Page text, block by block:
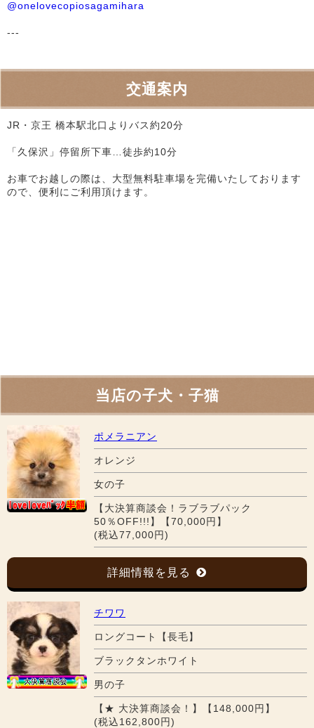
@onelovecopiosagamihara
---
交通案内
JR・京王 橋本駅北口よりバス約20分
「久保沢」停留所下車…徒歩約10分
お車でお越しの際は、大型無料駐車場を完備いたしております
ので、便利にご利用頂けます。
当店の子犬・子猫
ポメラニアン
オレンジ
女の子
【大決算商談会！ラブラブパック
50％OFF!!!】【70,000円】
(税込77,000円)
詳細情報を見る
チワワ
ロングコート【長毛】
ブラックタンホワイト
男の子
【★ 大決算商談会！】【148,000円】
(税込162,800円)